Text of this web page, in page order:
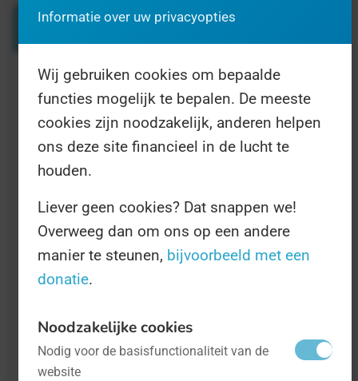
Zoeken
1 resultaat voor "digicoach"
Dag van de Digicoach
Digitalisering
Derde donderdag december De digitale
Informatie over uw privacyopties
Wij gebruiken cookies om bepaalde
functies mogelijk te bepalen. De meeste
cookies zijn noodzakelijk, anderen helpen
ons deze site financieel in de lucht te
houden.
Liever geen cookies? Dat snappen we!
Overweeg dan om ons op een andere
manier te steunen, bijvoorbeeld met een
donatie.
Noodzakelijke cookies
Nodig voor de basisfunctionaliteit van de
website